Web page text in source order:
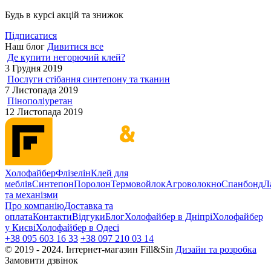
Будь в курсі акцій та знижок
Підписатися
Наш блог Дивитися все
Де купити негорючий клей?
3 Грудня 2019
Послуги стібання синтепону та тканин
7 Листопада 2019
Пінополіуретан
12 Листопада 2019
ХолофайберФлізелінКлей для
меблівСинтепонПоролонТермовойлокАгроволокноСпанбонд
та механізми
Про компаніюДоставка та
оплатаКонтактиВідгукиБлогХолофайбер в ДніпріХолофайбер
у КиєвіХолофайбер в Одесі
+38 095 603 16 33 +38 097 210 03 14
© 2019 - 2024. Інтернет-магазин Fill&Sin Дизайн та розробка
Замовити дзвінок